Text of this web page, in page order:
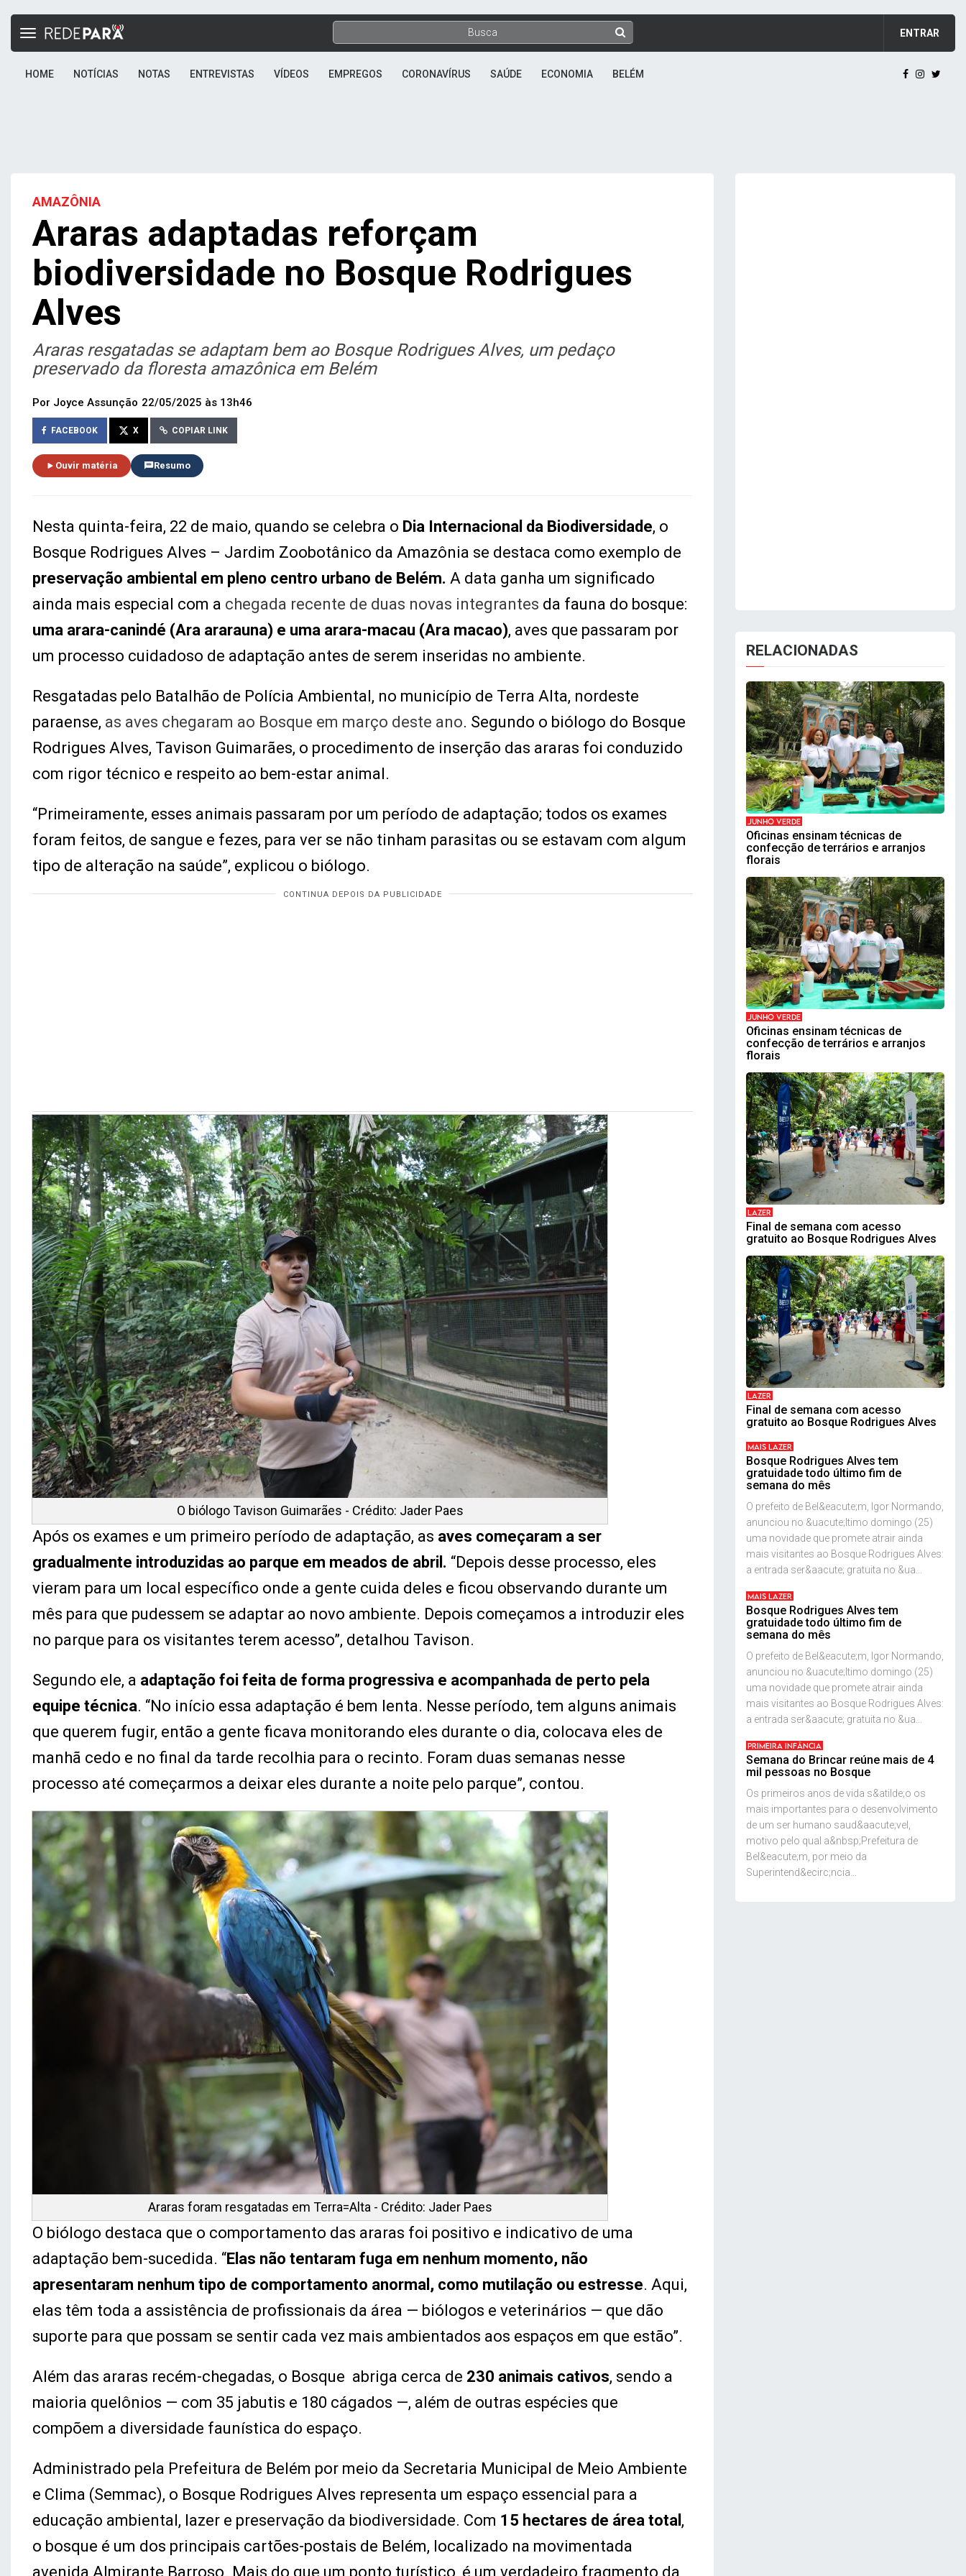
ENTRAR
Toggle
HOME NOTÍCIAS NOTAS ENTREVISTAS VÍDEOS EMPREGOS CORONAVÍRUS SAÚDE ECONOMIA BELÉM
AMAZÔNIA
Araras adaptadas reforçam
biodiversidade no Bosque Rodrigues
Alves
Araras resgatadas se adaptam bem ao Bosque Rodrigues Alves, um pedaço
preservado da floresta amazônica em Belém
Por Joyce Assunção 22/05/2025 às 13h46
FACEBOOK X COPIAR LINK
Ouvir matéria Resumo
Nesta quinta-feira, 22 de maio, quando se celebra o Dia Internacional da Biodiversidade, o
Bosque Rodrigues Alves – Jardim Zoobotânico da Amazônia se destaca como exemplo de
preservação ambiental em pleno centro urbano de Belém. A data ganha um significado
ainda mais especial com a chegada recente de duas novas integrantes da fauna do bosque:
uma arara-canindé (Ara ararauna) e uma arara-macau (Ara macao), aves que passaram por
um processo cuidadoso de adaptação antes de serem inseridas no ambiente.
Resgatadas pelo Batalhão de Polícia Ambiental, no município de Terra Alta, nordeste
paraense, as aves chegaram ao Bosque em março deste ano. Segundo o biólogo do Bosque
Rodrigues Alves, Tavison Guimarães, o procedimento de inserção das araras foi conduzido
com rigor técnico e respeito ao bem-estar animal.
“Primeiramente, esses animais passaram por um período de adaptação; todos os exames
foram feitos, de sangue e fezes, para ver se não tinham parasitas ou se estavam com algum
tipo de alteração na saúde”, explicou o biólogo.
O biólogo Tavison Guimarães - Crédito: Jader Paes
Após os exames e um primeiro período de adaptação, as aves começaram a ser
gradualmente introduzidas ao parque em meados de abril. “Depois desse processo, eles
vieram para um local específico onde a gente cuida deles e ficou observando durante um
mês para que pudessem se adaptar ao novo ambiente. Depois começamos a introduzir eles
no parque para os visitantes terem acesso”, detalhou Tavison.
Segundo ele, a adaptação foi feita de forma progressiva e acompanhada de perto pela
equipe técnica. “No início essa adaptação é bem lenta. Nesse período, tem alguns animais
que querem fugir, então a gente ficava monitorando eles durante o dia, colocava eles de
manhã cedo e no final da tarde recolhia para o recinto. Foram duas semanas nesse
processo até começarmos a deixar eles durante a noite pelo parque”, contou.
Araras foram resgatadas em Terra=Alta - Crédito: Jader Paes
O biólogo destaca que o comportamento das araras foi positivo e indicativo de uma
adaptação bem-sucedida. “Elas não tentaram fuga em nenhum momento, não
apresentaram nenhum tipo de comportamento anormal, como mutilação ou estresse. Aqui,
elas têm toda a assistência de profissionais da área — biólogos e veterinários — que dão
suporte para que possam se sentir cada vez mais ambientados aos espaços em que estão”.
Além das araras recém-chegadas, o Bosque abriga cerca de 230 animais cativos, sendo a
maioria quelônios — com 35 jabutis e 180 cágados —, além de outras espécies que
compõem a diversidade faunística do espaço.
Administrado pela Prefeitura de Belém por meio da Secretaria Municipal de Meio Ambiente
e Clima (Semmac), o Bosque Rodrigues Alves representa um espaço essencial para a
educação ambiental, lazer e preservação da biodiversidade. Com 15 hectares de área total ,
o bosque é um dos principais cartões-postais de Belém, localizado na movimentada
avenida Almirante Barroso. Mais do que um ponto turístico, é um verdadeiro fragmento da
RELACIONADAS
JUNHO VERDE
Oficinas ensinam técnicas de
confecção de terrários e arranjos
florais
JUNHO VERDE
Oficinas ensinam técnicas de
confecção de terrários e arranjos
florais
LAZER
Final de semana com acesso
gratuito ao Bosque Rodrigues Alves
LAZER
Final de semana com acesso
gratuito ao Bosque Rodrigues Alves
MAIS LAZER
Bosque Rodrigues Alves tem
gratuidade todo último fim de
semana do mês
O prefeito de Bel&eacute;m, Igor Normando,
anunciou no &uacute;ltimo domingo (25)
uma novidade que promete atrair ainda
mais visitantes ao Bosque Rodrigues Alves:
a entrada ser&aacute; gratuita no &ua...
MAIS LAZER
Bosque Rodrigues Alves tem
gratuidade todo último fim de
semana do mês
O prefeito de Bel&eacute;m, Igor Normando,
anunciou no &uacute;ltimo domingo (25)
uma novidade que promete atrair ainda
mais visitantes ao Bosque Rodrigues Alves:
a entrada ser&aacute; gratuita no &ua...
PRIMEIRA INFÂNCIA
Semana do Brincar reúne mais de 4
mil pessoas no Bosque
Os primeiros anos de vida s&atilde;o os
mais importantes para o desenvolvimento
de um ser humano saud&aacute;vel,
motivo pelo qual a&nbsp;Prefeitura de
Bel&eacute;m, por meio da
Superintend&ecirc;ncia...